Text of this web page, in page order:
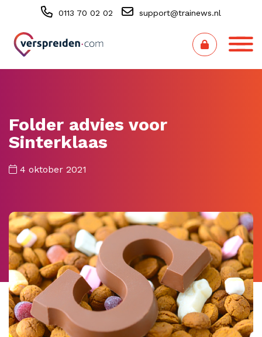
0113 70 02 02 support@trainews.nl
Folder advies voor
Sinterklaas
4 oktober 2021